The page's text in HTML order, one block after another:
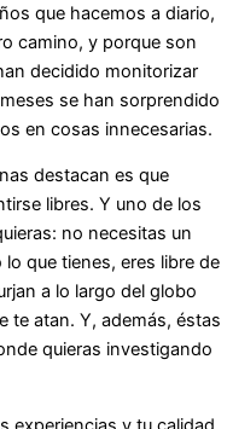
que hacemos a diario,
camino, y porque son
decidido monitorizar
se han sorprendido
en cosas innecesarias.
destacan es que
libres. Y uno de los
no necesitas un
que tienes, eres libre de
a lo largo del globo
te atan. Y, además, éstas
quieras investigando